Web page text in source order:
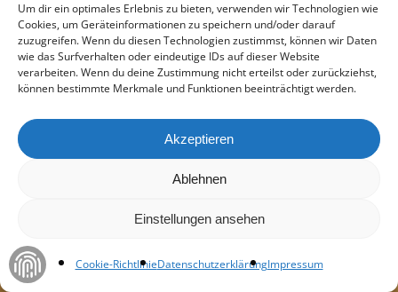
Um dir ein optimales Erlebnis zu bieten, verwenden wir Technologien wie
Cookies, um Geräteinformationen zu speichern und/oder darauf
zuzugreifen. Wenn du diesen Technologien zustimmst, können wir Daten
wie das Surfverhalten oder eindeutige IDs auf dieser Website
verarbeiten. Wenn du deine Zustimmung nicht erteilst oder zurückziehst,
können bestimmte Merkmale und Funktionen beeinträchtigt werden.
Akzeptieren
Ablehnen
Einstellungen ansehen
Cookie-RichtlinieDatenschutzerklärungImpressum